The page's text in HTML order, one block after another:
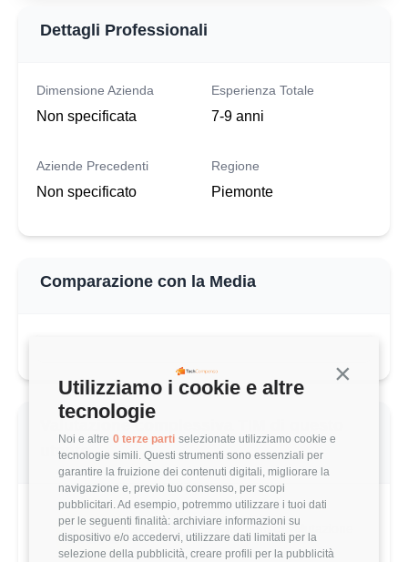
Continua
Utilizziamo i cookie e altre
tecnologie
Noi e altre 0 terze parti selezionate utilizziamo cookie e
tecnologie simili. Questi strumenti sono essenziali per
garantire la fruizione dei contenuti digitali, migliorare la
navigazione e, previo tuo consenso, per scopi
pubblicitari. Ad esempio, potremmo utilizzare i tuoi dati
per le seguenti finalità: archiviare informazioni su
dispositivo e/o accedervi, utilizzare dati limitati per la
selezione della pubblicità, creare profili per la pubblicità
Dettagli Professionali
Dimensione Azienda
Non specificata
Esperienza Totale
7-9 anni
Aziende Precedenti
Non specificato
Regione
Piemonte
Comparazione con la Media
43.000 €
MEDIA ENGINEERING MANAGER (1-3 ANNI)
53,335 €
Questo stipendio è al34° percentile
-19.38% rispetto alla media